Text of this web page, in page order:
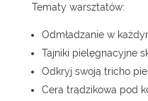
Tematy warsztatów:
Odmładzanie w
Tajniki pielęgnacyjne
Odkryj swoją tricho
Cera trądzikowa pod